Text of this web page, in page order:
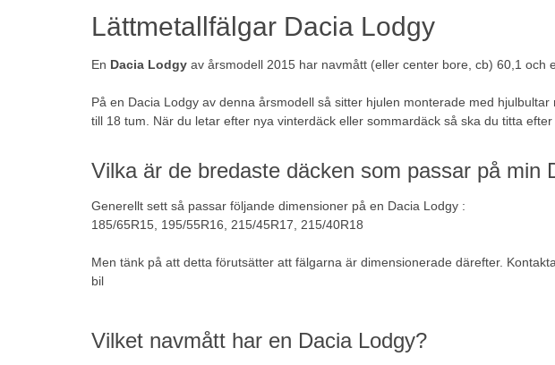
Lättmetallfälgar Dacia Lodgy
En Dacia Lodgy av årsmodell 2015 har navmått (eller center bore, cb) 60,1 och
På en Dacia Lodgy av denna årsmodell så sitter hjulen monterade med
till 18 tum. När du letar efter nya vinterdäck eller sommardäck så ska du titta
Vilka är de bredaste däcken som passar på min
Generellt sett så passar följande dimensioner på en Dacia Lodgy :
185/65R15, 195/55R16, 215/45R17, 215/40R18
Men tänk på att detta förutsätter att fälgarna är dimensionerade därefter.
bil
Vilket navmått har en Dacia Lodgy?